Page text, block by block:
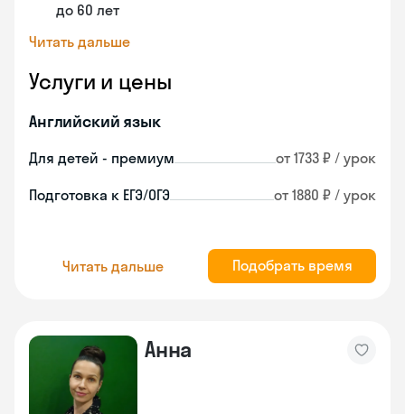
до 60 лет
Читать дальше
Услуги и цены
Английский язык
Для детей - премиум от 1733 ₽ / урок
Подготовка к ЕГЭ/ОГЭ от 1880 ₽ / урок
Читать дальше Подобрать время
Анна